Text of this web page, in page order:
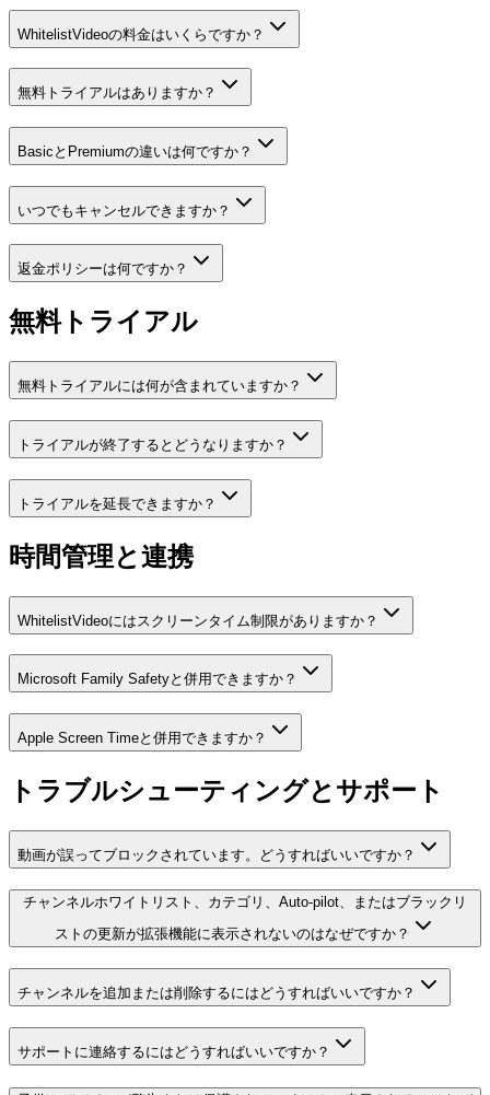
WhitelistVideoの料金はいくらですか？
無料トライアルはありますか？
BasicとPremiumの違いは何ですか？
いつでもキャンセルできますか？
返金ポリシーは何ですか？
無料トライアル
無料トライアルには何が含まれていますか？
トライアルが終了するとどうなりますか？
トライアルを延長できますか？
時間管理と連携
WhitelistVideoにはスクリーンタイム制限がありますか？
Microsoft Family Safetyと併用できますか？
Apple Screen Timeと併用できますか？
トラブルシューティングとサポート
動画が誤ってブロックされています。どうすればいいですか？
チャンネルホワイトリスト、カテゴリ、Auto-pilot、またはブラックリ
ストの更新が拡張機能に表示されないのはなぜですか？
チャンネルを追加または削除するにはどうすればいいですか？
サポートに連絡するにはどうすればいいですか？